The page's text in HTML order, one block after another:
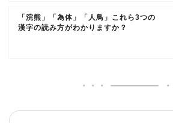
「浣熊」「為体」「人鳥」これら3つの
漢字の読み方がわかりますか？